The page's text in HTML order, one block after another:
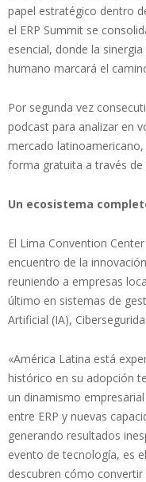
papel estratégico dentro
el ERP Summit se
esencial, donde la
humano marcará el
Por segunda vez
podcast para analizar en
mercado
forma gratuita a través
Un ecosistema
El Lima Convention
encuentro de la
reuniendo a empresas
último en sistemas de
Artificial (IA),
«América Latina está
histórico en su adopción
un dinamismo
entre ERP y nuevas
generando resultados
evento de tecnología, es
descubren cómo